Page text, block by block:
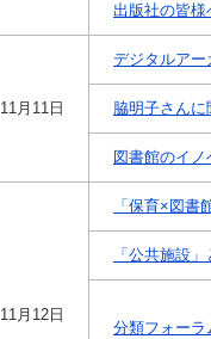
出版社の皆
11月11日
デジタルアー
脇明子さん
図書館のイ
11月12日
「保育×図書
「公共施設
分類フォーラ